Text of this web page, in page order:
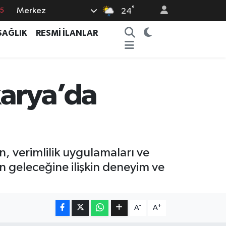
Merkez 24°
RESMİ İLANLAR
verimlilik uygulamaları ve
geleceğine ilişkin deneyim ve
A- A+